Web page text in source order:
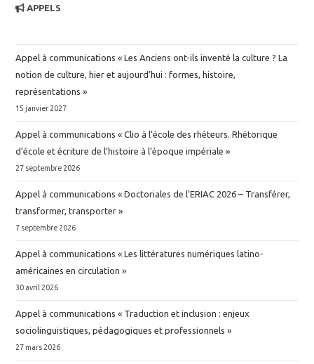
APPELS
Appel à communications « Les Anciens ont-ils inventé la culture ? La
notion de culture, hier et aujourd’hui : formes, histoire,
représentations »
15 janvier 2027
Appel à communications « Clio à l’école des rhéteurs. Rhétorique
d’école et écriture de l’histoire à l’époque impériale »
27 septembre 2026
Appel à communications « Doctoriales de l’ERIAC 2026 – Transférer,
transformer, transporter »
7 septembre 2026
Appel à communications « Les littératures numériques latino-
américaines en circulation »
30 avril 2026
Appel à communications « Traduction et inclusion : enjeux
sociolinguistiques, pédagogiques et professionnels »
27 mars 2026